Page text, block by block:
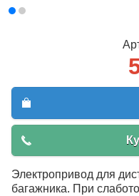
Электропривод для
багажника. При